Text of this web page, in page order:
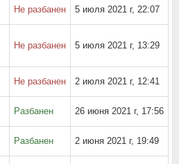
Не разбанен 5 июля 2021 г, 22:07
Не разбанен 5 июля 2021 г, 13:29
Не разбанен 2 июля 2021 г, 12:41
Разбанен 26 июня 2021 г, 17:56
Разбанен 2 июня 2021 г, 19:49